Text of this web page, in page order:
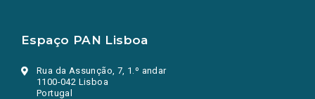
Espaço PAN Lisboa
Rua da Assunção, 7, 1.º andar
1100-042 Lisboa
Portugal